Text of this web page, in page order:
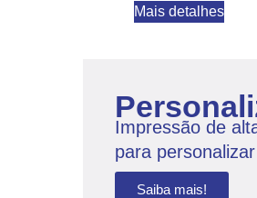
Mais detalhes
Impressão de
para
Saiba mais!